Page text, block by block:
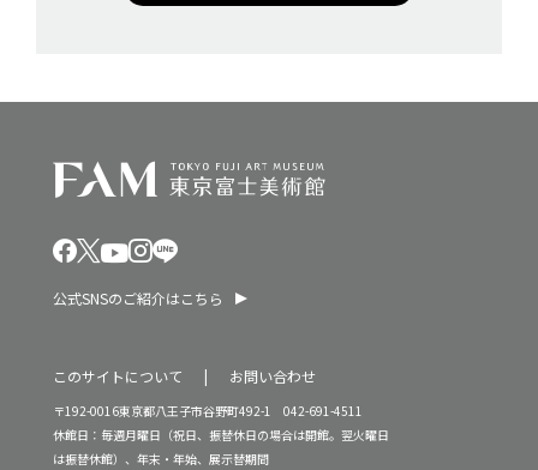
公式SNSのご紹介はこちら
このサイトについて お問い合わせ
〒192-0016東京都八王子市谷野町492-1 042-691-4511
休館日：毎週月曜日（祝日、振替休日の場合は開館。翌火曜日
は振替休館）、年末・年始、展示替期間